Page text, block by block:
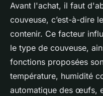
Avant l'achat, il faut
couveuse, c’est-à-dire
contenir. Ce facteur
le type de couveuse,
fonctions proposées
température, humidité
automatique des œufs,